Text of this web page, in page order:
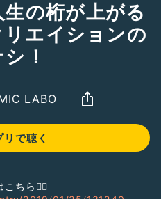
の桁が上がる
エイションの
！
LABO
リで聴く
ちら💁‍♀️